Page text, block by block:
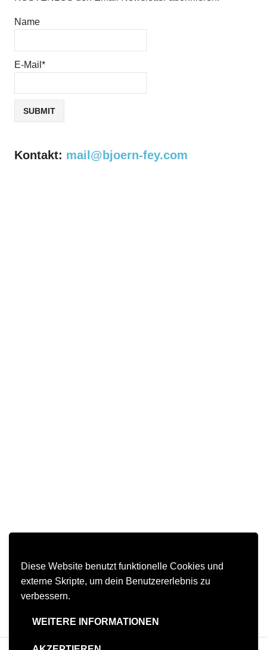
Diese Website benutzt funktionelle Cookies und
externe Skripte, um dein Benutzererlebnis zu
verbessern.
WEITERE INFORMATIONEN
Name
E-Mail*
Kontakt: mail@bjoern-fey.com